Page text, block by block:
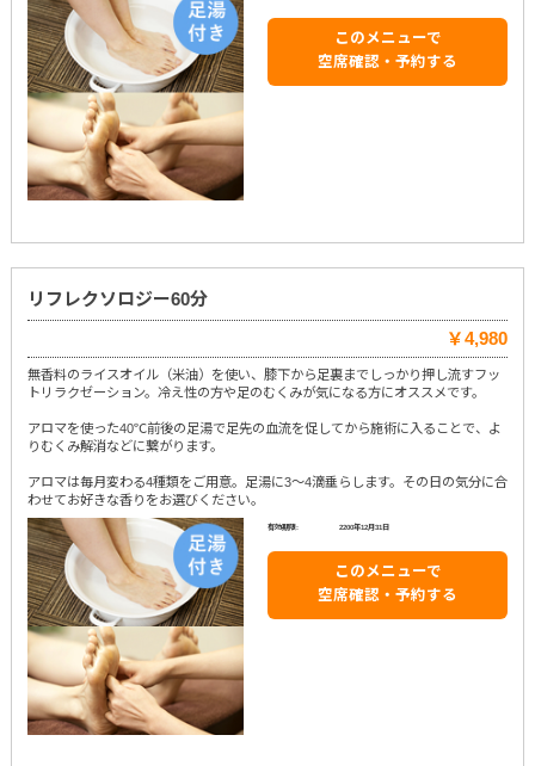
このメニューで
空席確認・予約する
リフレクソロジー60分
￥4,980
無香料のライスオイル（米油）を使い、膝下から足裏までしっかり押し流すフッ
トリラクゼーション。冷え性の方や足のむくみが気になる方にオススメです。
アロマを使った40℃前後の足湯で足先の血流を促してから施術に入ることで、よ
りむくみ解消などに繋がります。
アロマは毎月変わる4種類をご用意。足湯に3～4滴垂らします。その日の気分に合
わせてお好きな香りをお選びください。
有効期限: 2200年12月31日
このメニューで
空席確認・予約する